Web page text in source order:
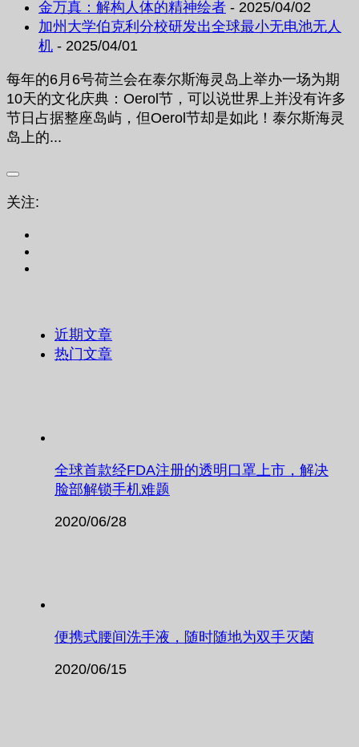
金万真：解构人体的精神绘者 - 2025/04/02
加州大学伯克利分校研发出全球最小无电池无人
机 - 2025/04/01
每年的6月6号荷兰会在泰尔斯海灵岛上举办一场为期
10天的文化庆典：Oerol节，可以说世界上并没有许多
节日占据整座岛屿，但Oerol节却是如此！泰尔斯海灵
岛上的...
关注:
近期文章
热门文章
全球首款经FDA注册的透明口罩上市，解决
脸部解锁手机难题
2020/06/28
便携式腰间洗手液，随时随地为双手灭菌
2020/06/15